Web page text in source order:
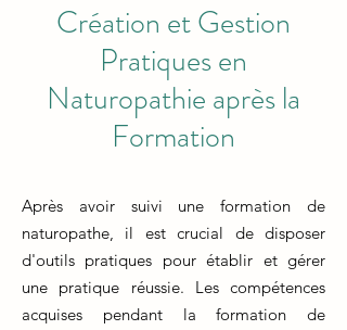
Création et Gestion
Pratiques en
Naturopathie après la
Formation
Après avoir suivi une formation de
naturopathe, il est crucial de disposer
d'outils pratiques pour établir et gérer
une pratique réussie. Les compétences
acquises pendant la formation de